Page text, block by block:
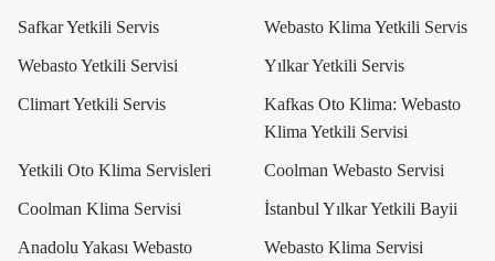
Safkar Yetkili Servis Webasto Klima Yetkili Servis
Webasto Yetkili Servisi Yılkar Yetkili Servis
Climart Yetkili Servis
Kafkas Oto Klima: Webasto
Klima Yetkili Servisi
Yetkili Oto Klima Servisleri Coolman Webasto Servisi
Coolman Klima Servisi İstanbul Yılkar Yetkili Bayii
Anadolu Yakası Webasto
Webasto Klima Servisi